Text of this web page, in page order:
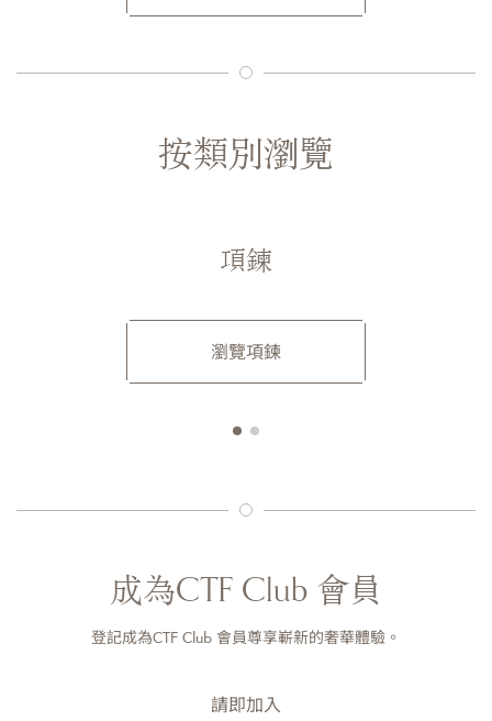
按類別瀏覽
項鍊
瀏覽項鍊
成為CTF Club 會員
登記成為CTF Club 會員尊享嶄新的奢華體驗。
請即加入